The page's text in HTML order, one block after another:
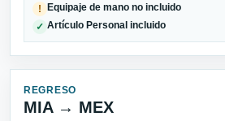
! Equipaje de mano no incluido
✓ Artículo Personal incluido
REGRESO
MIA → MEX